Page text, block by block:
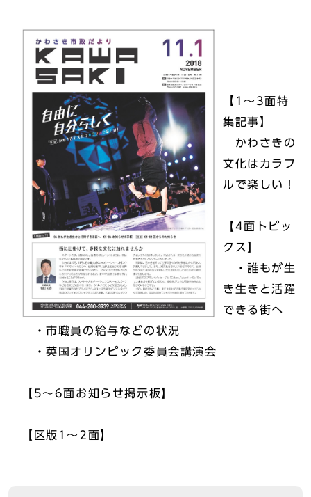
【1～3面特
集記事】
かわさきの
文化はカラフ
ルで楽しい！
【4面トピッ
クス】
・誰もが生
き生きと活躍
できる街へ
・市職員の給与などの状況
・英国オリンピック委員会講演会
【5～6面お知らせ掲示板】
【区版1～2面】